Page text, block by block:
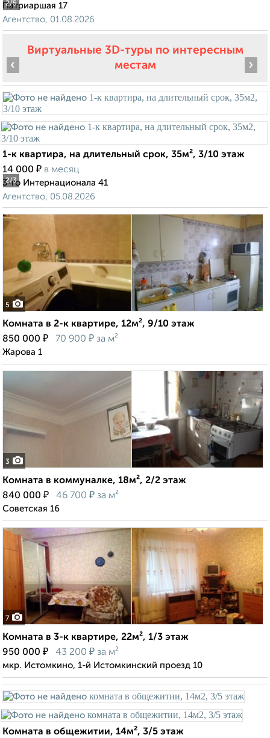
2/5
Патриаршая 17
Агентство, 01.08.2026
Виртуальные 3D-туры по интересным
местам
2/3
‹ ›
1-к квартира, на длительный срок, 35м², 3/10 этаж
14 000 ₽ в месяц
3-го Интернационала 41
Агентство, 05.08.2026
5
Комната в 2-к квартире, 12м², 9/10 этаж
850 000 ₽ 70 900 ₽ за м²
Жарова 1
3
Комната в коммуналке, 18м², 2/2 этаж
840 000 ₽ 46 700 ₽ за м²
Советская 16
7
Комната в 3-к квартире, 22м², 1/3 этаж
950 000 ₽ 43 200 ₽ за м²
мкр. Истомкино, 1-й Истомкинский проезд 10
Комната в общежитии, 14м², 3/5 этаж